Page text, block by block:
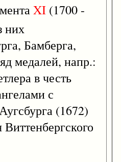
XI (1700 -
них
Бамберга,
медалей, напр.:
в честь
с
(1672)